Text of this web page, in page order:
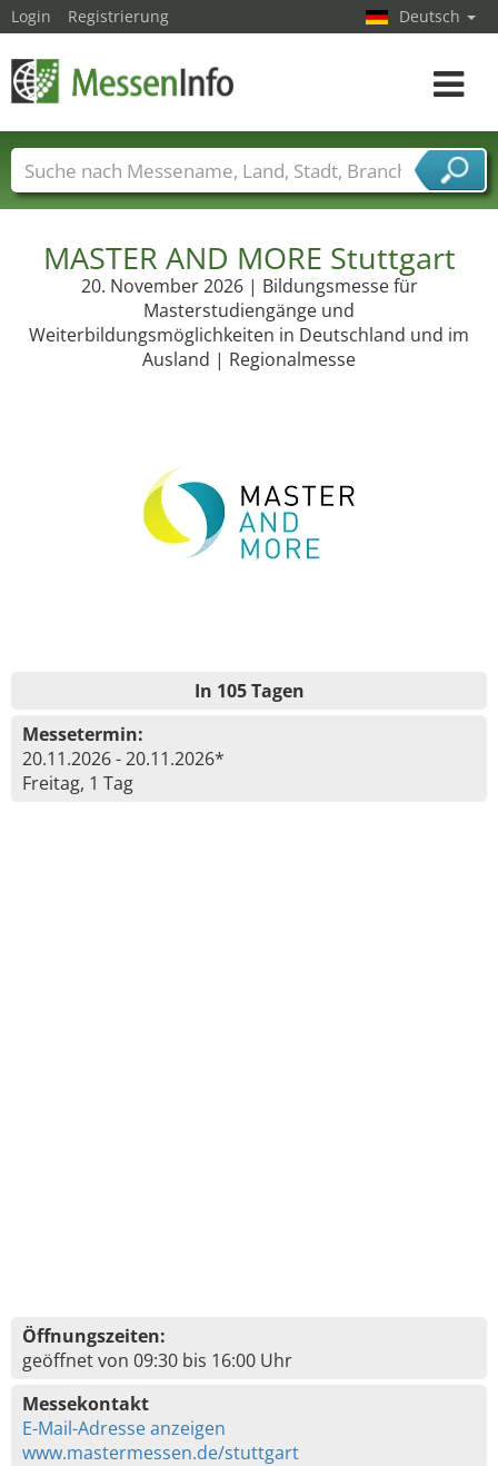
MASTER AND MORE Stuttgart
20. November 2026 | Bildungsmesse für
Masterstudiengänge und
Weiterbildungsmöglichkeiten in Deutschland und im
Ausland | Regionalmesse
In 105 Tagen
Messetermin:
20.11.2026 - 20.11.2026*
Freitag, 1 Tag
Öffnungszeiten:
geöffnet von 09:30 bis 16:00 Uhr
Messekontakt
E-Mail-Adresse anzeigen
www.mastermessen.de/stuttgart
Login Registrierung Deutsch
Toggle
Messenamen Länder Städte
Branchen